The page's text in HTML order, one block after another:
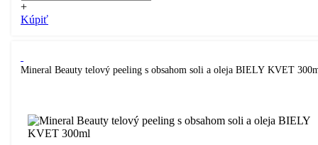
+
Kúpiť
Mineral Beauty telový peeling s obsahom soli a oleja BIELY KVET